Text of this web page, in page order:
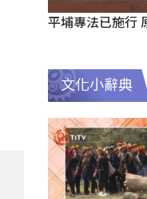
平埔專法已施行
文化小辭典